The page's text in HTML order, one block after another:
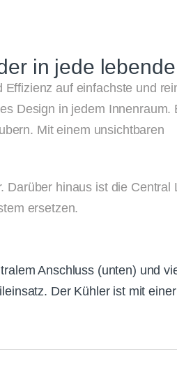
in jede
auf einfachste und
Design in jedem Innenraum.
Mit einem unsichtbaren
Darüber hinaus ist die
ersetzen.
Anschluss (unten) und
Der Kühler ist mit